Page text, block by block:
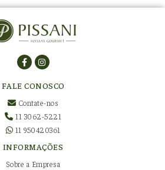
FALE CONOSCO
Contate-nos
11 3062-5221
11 950420361
INFORMAÇÕES
Sobre a Empresa